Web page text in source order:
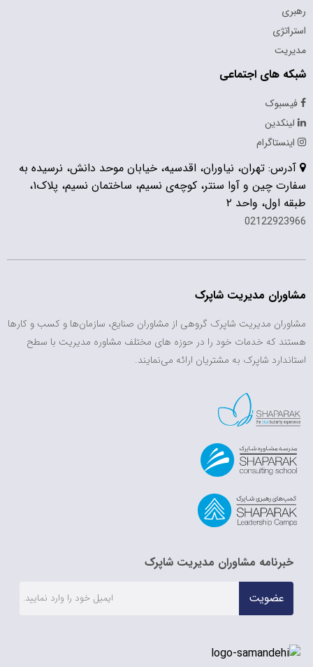
رهبری
استراتژی
مدیریت
شبکه های اجتماعی
فیسبوک
لینکدین
اینستاگرام
آدرس: تهران، نیاوران، اقدسیه، خیابان موحد دانش، نرسیده به
سفارت چین و آوا سنتر، کوچه‌ی نسیم، ساختمان نسیم، پلاک۱،
طبقه اول، واحد ۲
02122923966
مشاوران مدیریت شاپرک
مشاوران مدیریت شاپرک گروهی از مشاوران صنایع، سازمان‌ها و کسب و کارها
هستند که خدمات خود را در حوزه های مختلف مشاوره مدیریت با سطح
استاندارد شاپرک به مشتریان ارائه می‌نمایند.
خبرنامه مشاوران مدیریت شاپرک
عضویت